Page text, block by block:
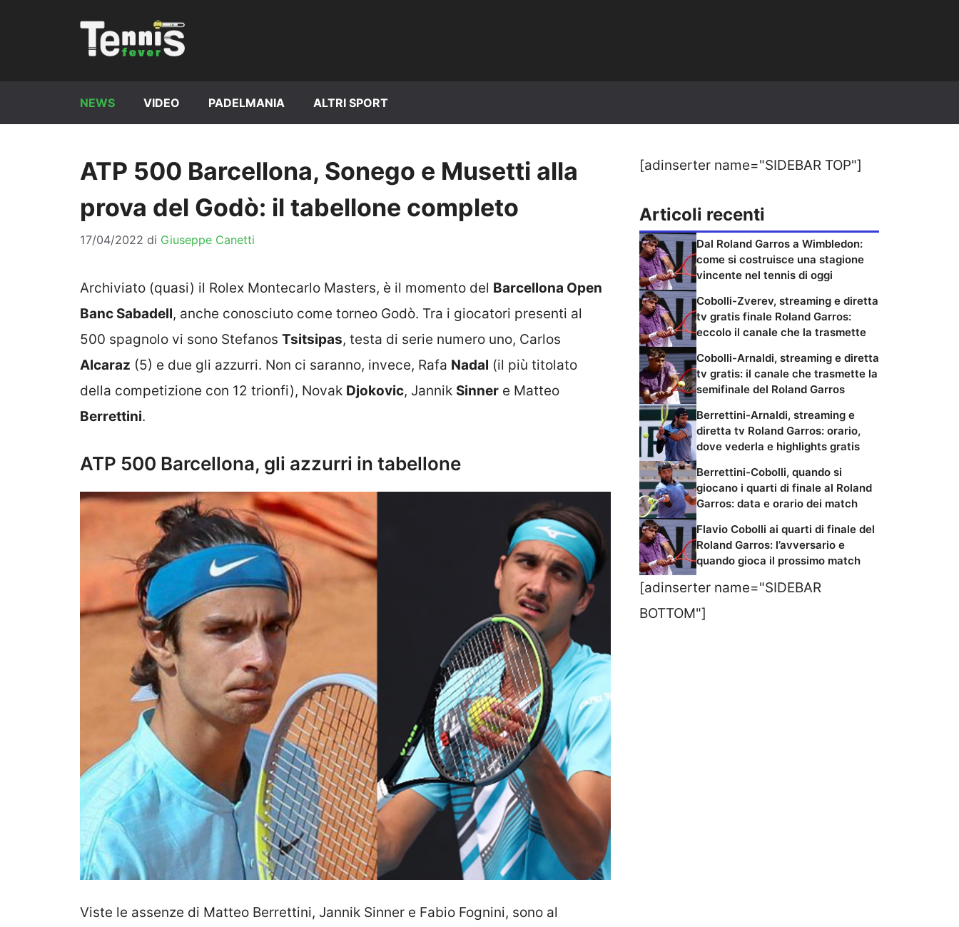
NEWS VIDEO PADELMANIA ALTRI SPORT
ATP 500 Barcellona, Sonego e Musetti alla
prova del Godò: il tabellone completo
17/04/2022 di Giuseppe Canetti
Archiviato (quasi) il Rolex Montecarlo Masters, è il momento del Barcellona Open
Banc Sabadell, anche conosciuto come torneo Godò. Tra i giocatori presenti al
500 spagnolo vi sono Stefanos Tsitsipas, testa di serie numero uno, Carlos
Alcaraz (5) e due gli azzurri. Non ci saranno, invece, Rafa Nadal (il più titolato
della competizione con 12 trionfi), Novak Djokovic, Jannik Sinner e Matteo
Berrettini.
ATP 500 Barcellona, gli azzurri in tabellone
Viste le assenze di Matteo Berrettini, Jannik Sinner e Fabio Fognini, sono al
[adinserter name="SIDEBAR TOP"]
Articoli recenti
Dal Roland Garros a Wimbledon:
come si costruisce una stagione
vincente nel tennis di oggi
Cobolli-Zverev, streaming e diretta
tv gratis finale Roland Garros:
eccolo il canale che la trasmette
Cobolli-Arnaldi, streaming e diretta
tv gratis: il canale che trasmette la
semifinale del Roland Garros
Berrettini-Arnaldi, streaming e
diretta tv Roland Garros: orario,
dove vederla e highlights gratis
Berrettini-Cobolli, quando si
giocano i quarti di finale al Roland
Garros: data e orario dei match
Flavio Cobolli ai quarti di finale del
Roland Garros: l’avversario e
quando gioca il prossimo match
[adinserter name="SIDEBAR
BOTTOM"]